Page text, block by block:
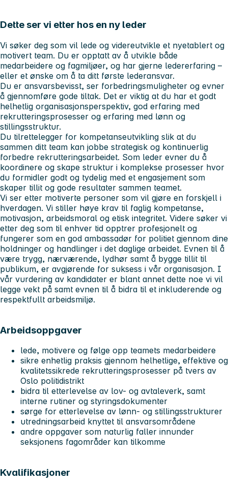
Dette ser vi etter hos en ny leder
Vi søker deg som vil lede og videreutvikle et nyetablert og
motivert team. Du er opptatt av å utvikle både
medarbeidere og fagmiljøer, og har gjerne ledererfaring –
eller et ønske om å ta ditt første lederansvar.
Du er ansvarsbevisst, ser forbedringsmuligheter og evner
å gjennomføre gode tiltak. Det er viktig at du har et godt
helhetlig organisasjonsperspektiv, god erfaring med
rekrutteringsprosesser og erfaring med lønn og
stillingsstruktur.
Du tilrettelegger for kompetanseutvikling slik at du
sammen ditt team kan jobbe strategisk og kontinuerlig
forbedre rekrutteringsarbeidet. Som leder evner du å
koordinere og skape struktur i komplekse prosesser hvor
du formidler godt og tydelig med et engasjement som
skaper tillit og gode resultater sammen teamet.
Vi ser etter motiverte personer som vil gjøre en forskjell i
hverdagen. Vi stiller høye krav til faglig kompetanse,
motivasjon, arbeidsmoral og etisk integritet. Videre søker vi
etter deg som til enhver tid opptrer profesjonelt og
fungerer som en god ambassadør for politiet gjennom dine
holdninger og handlinger i det daglige arbeidet. Evnen til å
være trygg, nærværende, lydhør samt å bygge tillit til
publikum, er avgjørende for suksess i vår organisasjon. I
vår vurdering av kandidater er blant annet dette noe vi vil
legge vekt på samt evnen til å bidra til et inkluderende og
respektfullt arbeidsmiljø.
Arbeidsoppgaver
lede, motivere og følge opp teamets medarbeidere
sikre enhetlig praksis gjennom helhetlige, effektive og
kvalitetssikrede rekrutteringsprosesser på tvers av
Oslo politidistrikt
bidra til etterlevelse av lov- og avtaleverk, samt
interne rutiner og styringsdokumenter
sørge for etterlevelse av lønn- og stillingsstrukturer
utredningsarbeid knyttet til ansvarsområdene
andre oppgaver som naturlig faller innunder
seksjonens fagområder kan tilkomme
Kvalifikasjoner